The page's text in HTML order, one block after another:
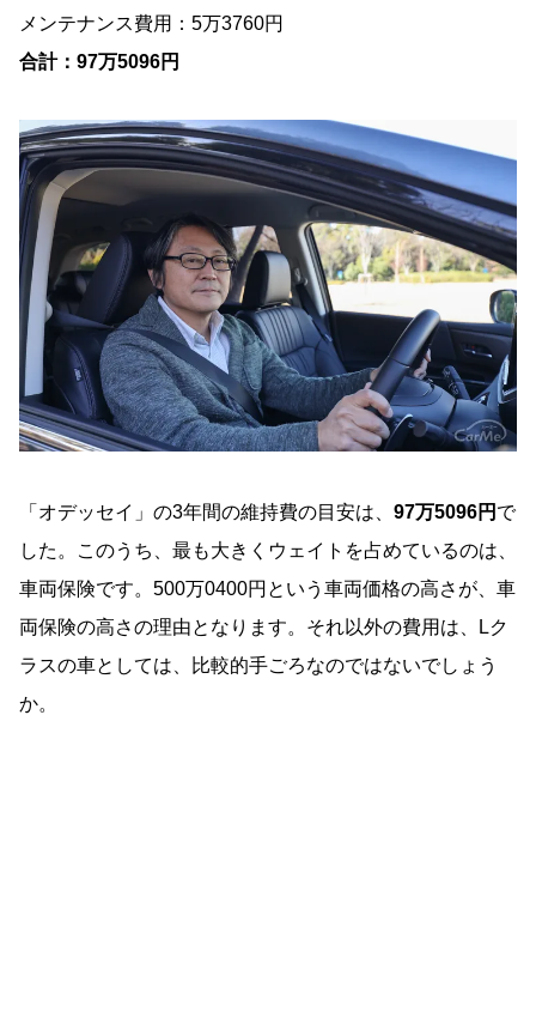
メンテナンス費用：5万3760円
合計：97万5096円
「オデッセイ」の3年間の維持費の目安は、 97万5096円 で
した。このうち、最も大きくウェイトを占めているのは、
車両保険です。500万0400円という車両価格の高さが、車
両保険の高さの理由となります。それ以外の費用は、Lク
ラスの車としては、比較的手ごろなのではないでしょう
か。